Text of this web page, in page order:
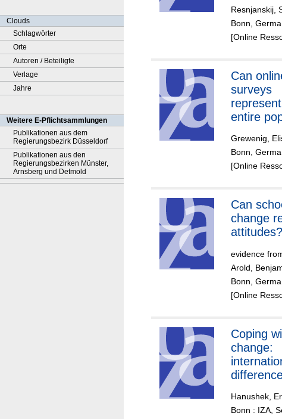
Clouds
Schlagwörter
Orte
Autoren / Beteiligte
Verlage
Jahre
Weitere E-Pflichtsammlungen
Publikationen aus dem
Regierungsbezirk Düsseldorf
Publikationen aus den
Regierungsbezirken Münster,
Arnsberg und Detmold
to
market
Resnjanskij,
Bonn,
[Online
Can
surveys
entire
Grewenig,
Bonn,
[Online
Can
change
attitudes?
evidence
Arold,
Bonn,
[Online
Coping
change:
Hanushek,
Bonn : IZA,